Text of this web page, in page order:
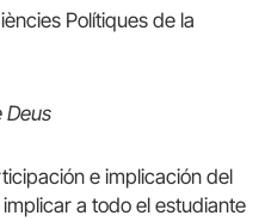
Polítiques de la
Deus
e implicación del
a todo el estudiante